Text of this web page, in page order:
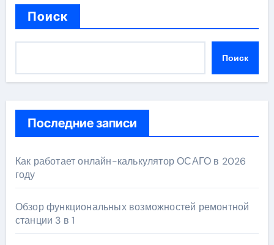
Поиск
Поиск
Последние записи
Как работает онлайн-калькулятор ОСАГО в 2026
году
Обзор функциональных возможностей ремонтной
станции 3 в 1